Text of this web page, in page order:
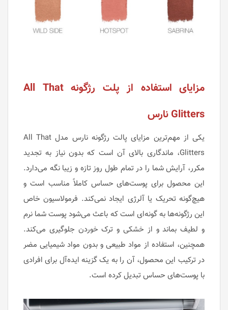
مزایای استفاده از پلت رژگونه All That
Glitters نارس
یکی از مهم‌ترین مزایای پالت رژگونه نارس مدل All That
Glitters، ماندگاری بالای آن است که بدون نیاز به تجدید
مکرر، آرایش شما را در تمام طول روز تازه و زیبا نگه می‌دارد.
این محصول برای پوست‌های حساس کاملاً مناسب است و
هیچ‌گونه تحریک یا آلرژی ایجاد نمی‌کند. فرمولاسیون خاص
این رژگونه‌ها به گونه‌ای است که باعث می‌شود پوست شما نرم
و لطیف بماند و از خشکی و ترک خوردن جلوگیری می‌کند.
همچنین، استفاده از مواد طبیعی و بدون مواد شیمیایی مضر
در ترکیب این محصول، آن را به یک گزینه ایده‌آل برای افرادی
با پوست‌های حساس تبدیل کرده است.